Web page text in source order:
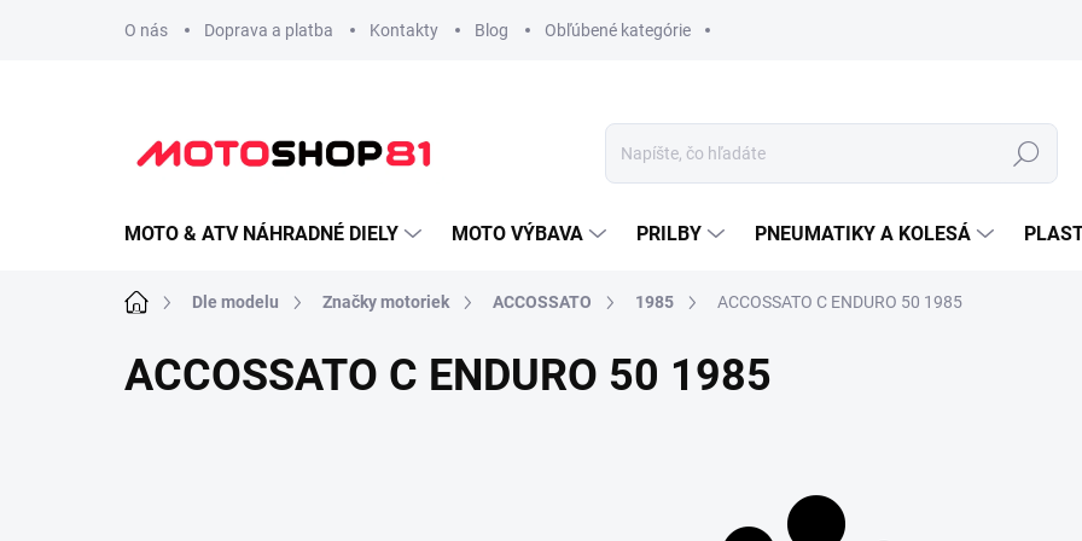
O nás Doprava a platba Kontakty Blog Obľúbené kategórie
Hľadať
MOTO & ATV NÁHRADNÉ DIELY MOTO VÝBAVA PRILBY PNEUMATIKY A KOLESÁ
DomovDle modelu Značky motoriek ACCOSSATO 1985 ACCOSSATO C ENDURO 50 1985
ACCOSSATO C ENDURO 50 1985